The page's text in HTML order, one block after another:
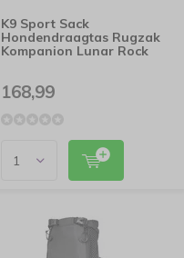
K9 Sport Sack
Hondendraagtas Rugzak
Kompanion Lunar Rock
168,99